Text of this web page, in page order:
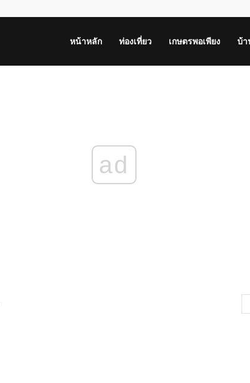
หน้าหลัก ท่องเที่ยว เกษตรพอเพียง บ้
ad